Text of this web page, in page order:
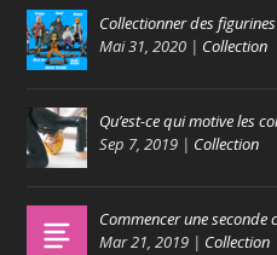
Collectionner des
Mai 31, 2020 | Collection
Qu’est-ce qui motive les
Sep 7, 2019 | Collection
Commencer une seconde
Mar 21, 2019 | Collection